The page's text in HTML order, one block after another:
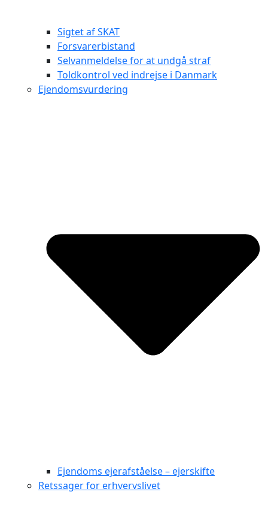
Sigtet af SKAT
Forsvarerbistand
Selvanmeldelse for at undgå straf
Toldkontrol ved indrejse i Danmark
Ejendomsvurdering
Ejendoms ejerafståelse – ejerskifte
Retssager for erhvervslivet